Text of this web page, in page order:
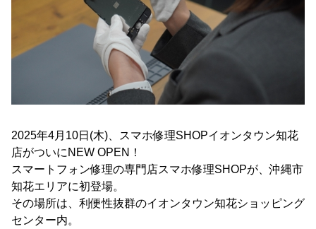
2025年4月10日(木)、スマホ修理SHOPイオンタウン知花
店がついにNEW OPEN！
スマートフォン修理の専門店スマホ修理SHOPが、沖縄市
知花エリアに初登場。
その場所は、利便性抜群のイオンタウン知花ショッピング
センター内。